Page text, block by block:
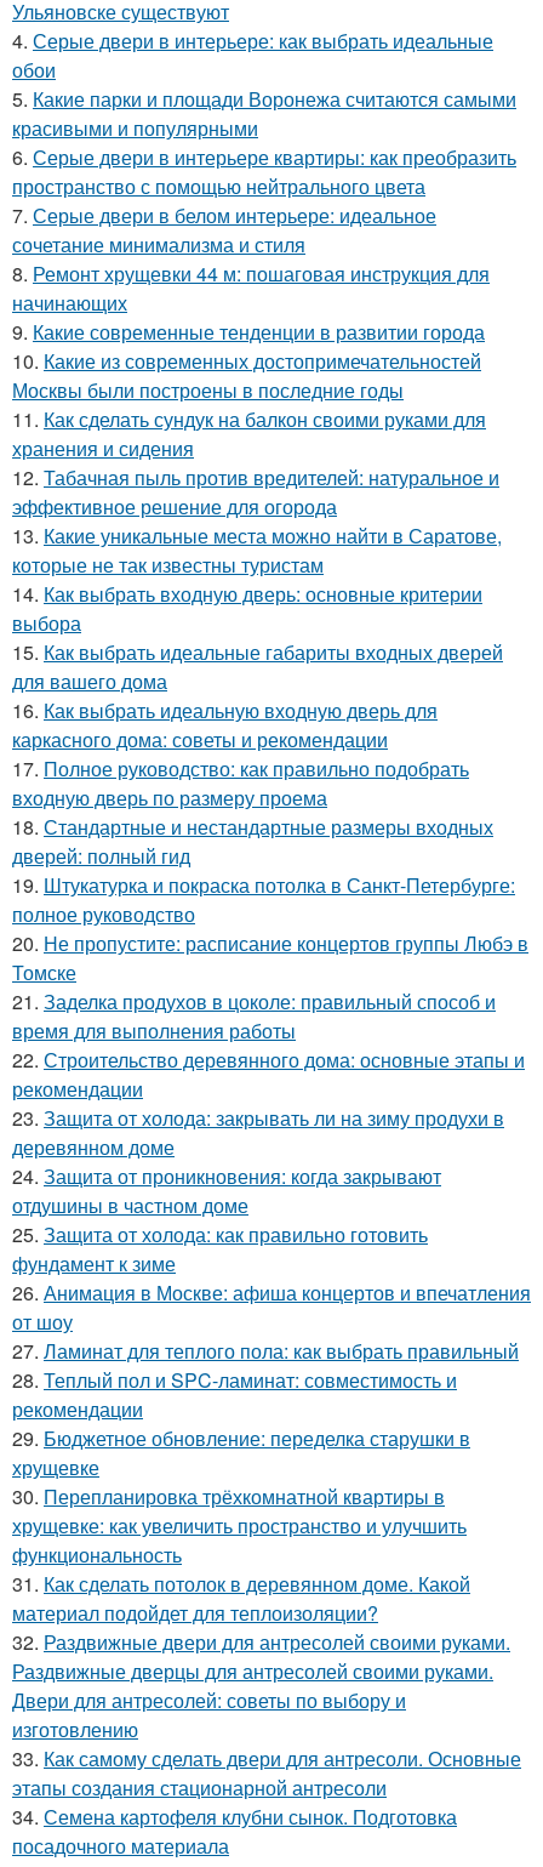
Ульяновске существуют
4. Серые двери в интерьере: как выбрать идеальные
обои
5. Какие парки и площади Воронежа считаются самыми
красивыми и популярными
6. Серые двери в интерьере квартиры: как преобразить
пространство с помощью нейтрального цвета
7. Серые двери в белом интерьере: идеальное
сочетание минимализма и стиля
8. Ремонт хрущевки 44 м: пошаговая инструкция для
начинающих
9. Какие современные тенденции в развитии города
10. Какие из современных достопримечательностей
Москвы были построены в последние годы
11. Как сделать сундук на балкон своими руками для
хранения и сидения
12. Табачная пыль против вредителей: натуральное и
эффективное решение для огорода
13. Какие уникальные места можно найти в Саратове,
которые не так известны туристам
14. Как выбрать входную дверь: основные критерии
выбора
15. Как выбрать идеальные габариты входных дверей
для вашего дома
16. Как выбрать идеальную входную дверь для
каркасного дома: советы и рекомендации
17. Полное руководство: как правильно подобрать
входную дверь по размеру проема
18. Стандартные и нестандартные размеры входных
дверей: полный гид
19. Штукатурка и покраска потолка в Санкт-Петербурге:
полное руководство
20. Не пропустите: расписание концертов группы Любэ в
Томске
21. Заделка продухов в цоколе: правильный способ и
время для выполнения работы
22. Строительство деревянного дома: основные этапы и
рекомендации
23. Защита от холода: закрывать ли на зиму продухи в
деревянном доме
24. Защита от проникновения: когда закрывают
отдушины в частном доме
25. Защита от холода: как правильно готовить
фундамент к зиме
26. Анимация в Москве: афиша концертов и впечатления
от шоу
27. Ламинат для теплого пола: как выбрать правильный
28. Теплый пол и SPC-ламинат: совместимость и
рекомендации
29. Бюджетное обновление: переделка старушки в
хрущевке
30. Перепланировка трёхкомнатной квартиры в
хрущевке: как увеличить пространство и улучшить
функциональность
31. Как сделать потолок в деревянном доме. Какой
материал подойдет для теплоизоляции?
32. Раздвижные двери для антресолей своими руками.
Раздвижные дверцы для антресолей своими руками.
Двери для антресолей: советы по выбору и
изготовлению
33. Как самому сделать двери для антресоли. Основные
этапы создания стационарной антресоли
34. Семена картофеля клубни сынок. Подготовка
посадочного материала